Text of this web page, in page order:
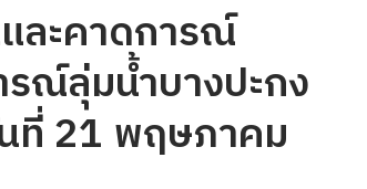
ละคาดการณ์
ณ์ลุ่มน้ำบางปะกง
ที่ 21 พฤษภาคม